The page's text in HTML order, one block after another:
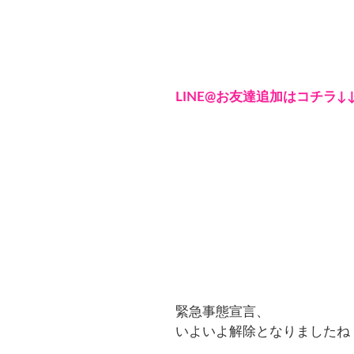
LINE@お友達追加はコチラ
緊急事態宣言、
いよいよ解除となりましたね